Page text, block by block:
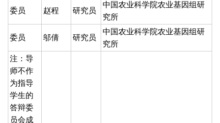
委员 赵程 研究员
中国农业科学院农业基因组研
究所
委员 邬倩 研究员
中国农业科学院农业基因组研
究所
注：导
师不作
为指导
学生的
答辩委
员会成